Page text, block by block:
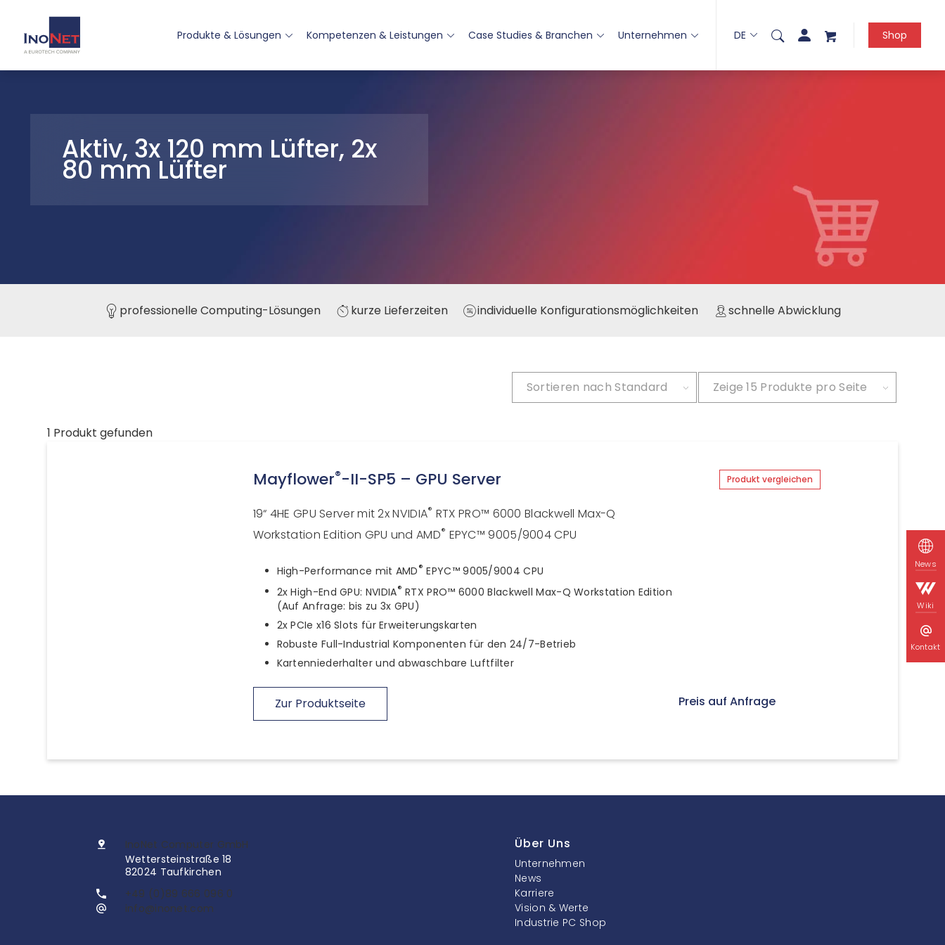
Produkte & Lösungen Kompetenzen & Leistungen Case Studies & Branchen Unternehmen DE Shop
News
Wiki
Kontakt
Aktiv, 3x 120 mm Lüfter, 2x
80 mm Lüfter
professionelle Computing-Lösungen kurze Lieferzeiten individuelle Konfigurationsmöglichkeiten schnelle Abwicklung
Sortieren nachStandard Zeige15 Produkte pro Seite
1 Produkt gefunden
Mayflower®-II-SP5 – GPU Server
19“ 4HE GPU Server mit 2x NVIDIA® RTX PRO™ 6000 Blackwell Max-Q
Workstation Edition GPU und AMD® EPYC™ 9005/9004 CPU
High-Performance mit AMD® EPYC™ 9005/9004 CPU
2x High-End GPU: NVIDIA® RTX PRO™ 6000 Blackwell Max-Q Workstation Edition
(Auf Anfrage: bis zu 3x GPU)
2x PCIe x16 Slots für Erweiterungskarten
Robuste Full-Industrial Komponenten für den 24/7-Betrieb
Kartenniederhalter und abwaschbare Luftfilter
Zur Produktseite
Produkt vergleichen
Preis auf Anfrage
InoNet Computer GmbH
Wettersteinstraße 18
82024 Taufkirchen
+49 (0)89 666 096 0
info@inonet.com
Über Uns
Unternehmen
News
Karriere
Vision & Werte
Industrie PC Shop